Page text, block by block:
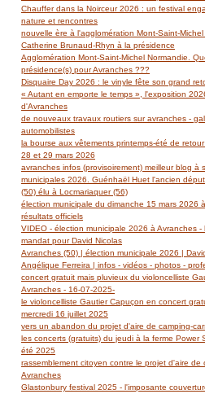
Janvier(14)
Février(19)
Janvier(14)
Mars(29)
Février(18)
Janvier(13)
Avril(27)
Mars(62)
Février(39)
Janvier(5)
Mai(14)
Avril(6)
Mars(6)
Février(2)
Janvier(3)
Chauffer dans la Noirceur 2026 : un festival
nature et rencontres
nouvelle ère à l'agglomération Mont-Saint-
Catherine Brunaud-Rhyn à la présidence
Agglomération Mont-Saint-Michel Normandie.
présidence(s) pour Avranches ???
Disquaire Day 2026 : le vinyle fête son grand
« Autant en emporte le temps », l'exposition
d'Avranches
de nouveaux travaux routiers sur avranches -
automobilistes
la bourse aux vêtements printemps-été de retour
28 et 29 mars 2026
avranches infos (provisoirement) meilleur blog à
municipales 2026. Guénhaël Huet l'ancien
(50) élu à Locmariaquer (56)
élection municipale du dimanche 15 mars 2026
résultats officiels
VIDEO - élection municipale 2026 à Avranches -
mandat pour David Nicolas
Avranches (50) | élection municipale 2026 |
Angélique Ferreira | infos - vidéos - photos -
concert gratuit mais pluvieux du violoncelliste
Avranches - 16-07-2025-
le violoncelliste Gautier Capuçon en concert
mercredi 16 juillet 2025
vers un abandon du projet d'aire de camping-
les concerts (gratuits) du jeudi à la ferme Power
été 2025
rassemblement citoyen contre le projet d'aire de
Avranches
Glastonbury festival 2025 - l'imposante